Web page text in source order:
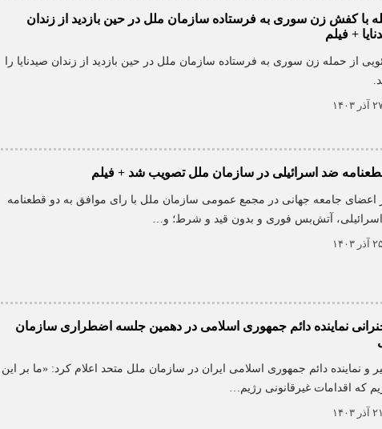
با کفش زن سوری به فرستاده سازمان ملل در حین بازدید از زندان
+ فیلم
از حمله زن سوری به فرستاده سازمان ملل در حین بازدید از زندان صیدنایا را
۱۴۰۳
اعضای جامعه جهانی در مجمع عمومی سازمان ملل با رای موافق به دو قطعنامه
آتش‌بس فوری و بدون قید و شرط؛ و…
۱۴۰۳
نماینده دائم جمهوری اسلامی در دهمین جلسه اضطراری سازمان
و نماینده دائم جمهوری اسلامی ایران در سازمان ملل متحد اعلام کرد: «ما بر این
که اقدامات غیرقانونی رژیم…
۲۱ آذر ۱۴۰۳